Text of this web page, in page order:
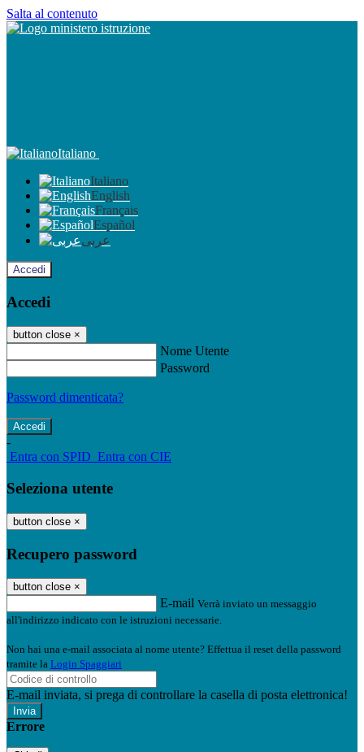
Salta al contenuto
Italiano
Italiano
English
Français
Español
عربى
Accedi
Accedi
button close ×
Nome Utente
Password
Password dimenticata?
-
Entra con SPID Entra con CIE
Seleziona utente
button close ×
Recupero password
button close ×
E-mail Verrà inviato un messaggio
all'indirizzo indicato con le istruzioni necessarie.
Non hai una e-mail associata al nome utente? Effettua il reset della password
tramite la Login Spaggiari
E-mail inviata, si prega di controllare la casella di posta elettronica!
Errore